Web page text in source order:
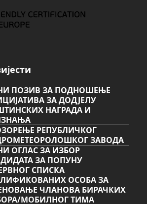
ПОЗИВ ЗА ПОДНОШЕЊЕ
ЗА ДОДЈЕЛУ
НАГРАДА И
РЕПУБЛИЧКОГ
ЗАВОДА
ОГЛАС ЗА ИЗБОР
ЗА ПОПУНУ
СПИСКА
ОСОБА ЗА
ЧЛАНОВА БИРАЧКИХ
МОБИЛНОГ ТИМА